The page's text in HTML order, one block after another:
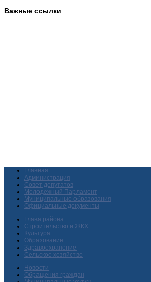
Важные ссылки
Главная
Администрация
Совет депутатов
Молодежный Парламент
Муниципальные образования
Официальные документы
Глава района
Строительство и ЖКХ
Культура
Образование
Здравоохранение
Сельское хозяйство
Новости
Обращения граждан